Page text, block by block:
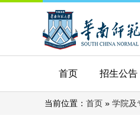
首页 招生公告
当前位置： 首页» 学院及